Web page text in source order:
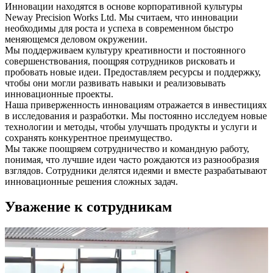
Инновации находятся в основе корпоративной культуры
Neway Precision Works Ltd. Мы считаем, что инновации
необходимы для роста и успеха в современном быстро
меняющемся деловом окружении.
Мы поддерживаем культуру креативности и постоянного
совершенствования, поощряя сотрудников рисковать и
пробовать новые идеи. Предоставляем ресурсы и поддержку,
чтобы они могли развивать навыки и реализовывать
инновационные проекты.
Наша приверженность инновациям отражается в инвестициях
в исследования и разработки. Мы постоянно исследуем новые
технологии и методы, чтобы улучшать продукты и услуги и
сохранять конкурентное преимущество.
Мы также поощряем сотрудничество и командную работу,
понимая, что лучшие идеи часто рождаются из разнообразия
взглядов. Сотрудники делятся идеями и вместе разрабатывают
инновационные решения сложных задач.
Уважение к сотрудникам